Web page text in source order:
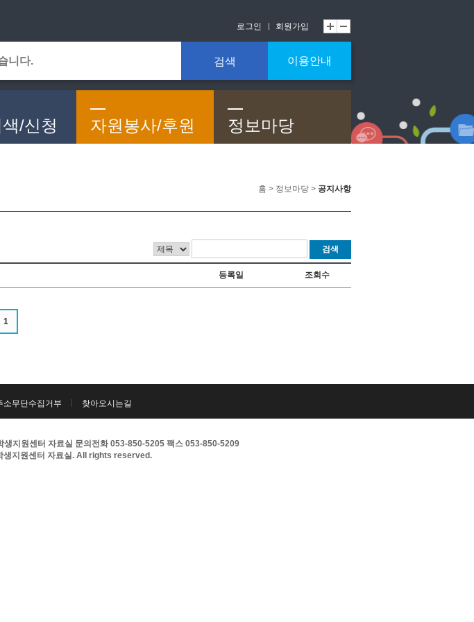
로그인 회원가입
검색 이용안내
/신청 자원봉사/후원 정보마당
홈 > 정보마당 > 공지사항
검색
등록일 조회수
1
소무단수집거부 찾아오시는길
지원센터 자료실 문의전화 053-850-5205 팩스 053-850-5209
지원센터 자료실. All rights reserved.